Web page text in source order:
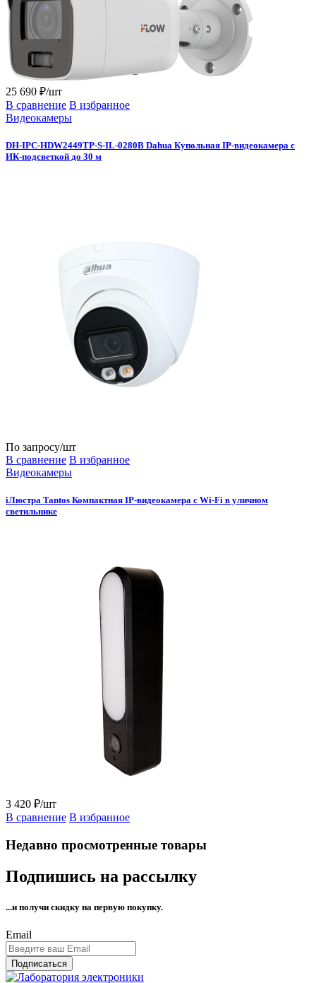
25 690 ₽/шт
В сравнение В избранное
Видеокамеры
DH-IPC-HDW2449TP-S-IL-0280B Dahua Купольная IP-видеокамера с
ИК-подсветкой до 30 м
По запросу/шт
В сравнение В избранное
Видеокамеры
iЛюстра Tantos Компактная IP-видеокамера с Wi-Fi в уличном
светильнике
3 420 ₽/шт
В сравнение В избранное
Недавно просмотренные товары
Подпишись на рассылку
...и получи скидку на первую покупку.
Email
Подписаться